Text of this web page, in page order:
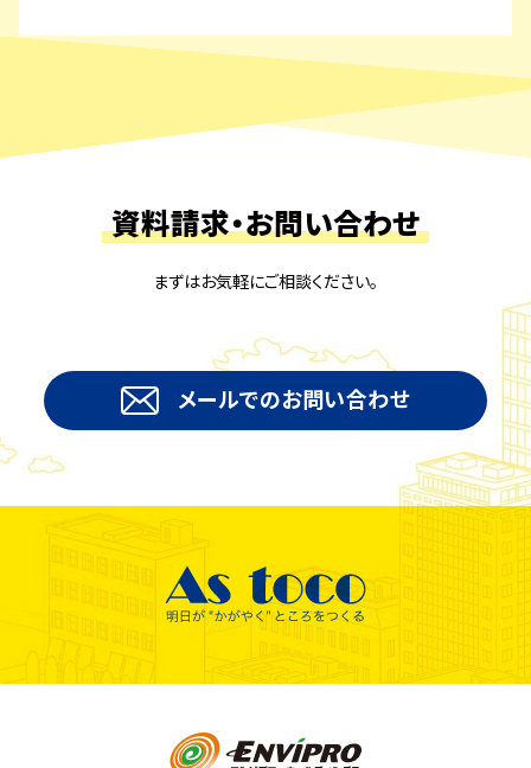
資料請求・お問い合わせ
まずはお気軽にご相談ください。
メールでのお問い合わせ